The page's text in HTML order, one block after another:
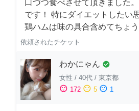
口づつ食べさせて頂きました
です！ 特にダイエットしたい
鶏ハムは味の具合含めてちょ
依頼されたチケット
わかにゃん check_circle
女性 / 40代 / 東京都
sentiment_satisfied 172 sentiment_neutral 5 sentiment_dissatisfied 1